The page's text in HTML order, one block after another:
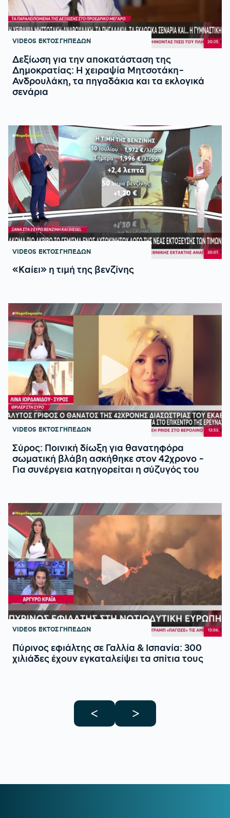
VIDEOS ΕΚΤΟΣ ΓΗΠΕΔΩΝ
Δεξίωση για την αποκατάσταση της
Δημοκρατίας: Η χειραψία Μητσοτάκη-
Ανδρουλάκη, τα πηγαδάκια και τα εκλογικά
σενάρια
VIDEOS ΕΚΤΟΣ ΓΗΠΕΔΩΝ
«Καίει» η τιμή της βενζίνης
VIDEOS ΕΚΤΟΣ ΓΗΠΕΔΩΝ
Σύρος: Ποινική δίωξη για θανατηφόρα
σωματική βλάβη ασκήθηκε στον 42χρονο -
Για συνέργεια κατηγορείται η σύζυγός του
VIDEOS ΕΚΤΟΣ ΓΗΠΕΔΩΝ
Πύρινος εφιάλτης σε Γαλλία & Ισπανία: 300
χιλιάδες έχουν εγκαταλείψει τα σπίτια τους
< >